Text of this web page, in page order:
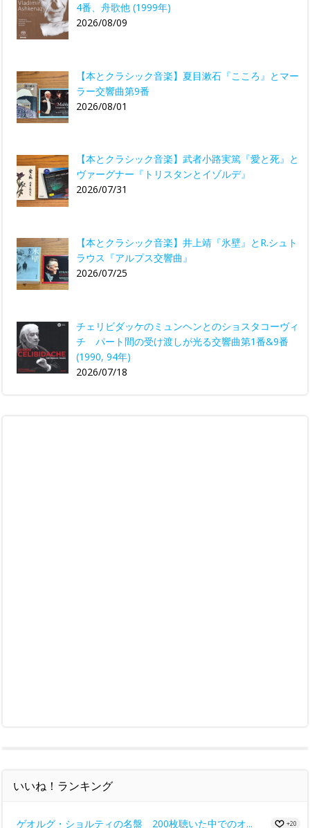
4番、舟歌他 (1999年)
2026/08/09
【本とクラシック音楽】夏目漱石『こころ』とマー
ラー交響曲第9番
2026/08/01
【本とクラシック音楽】武者小路実篤『愛と死』と
ヴァーグナー『トリスタンとイゾルデ』
2026/07/31
【本とクラシック音楽】井上靖『氷壁』とR.シュト
ラウス『アルプス交響曲』
2026/07/25
チェリビダッケのミュンヘンとのショスタコーヴィ
チ パート間の受け渡しが光る交響曲第1番&9番
(1990, 94年)
2026/07/18
いいね！ランキング
ゲオルグ・ショルティの名盤 200枚聴いた中でのオ... +20